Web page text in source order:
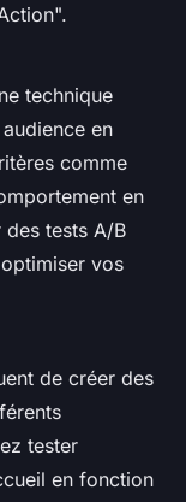
technique
en
comme
en
tests A/B
vos
de créer des
tester
en fonction